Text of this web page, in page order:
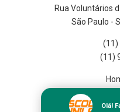
Rua Voluntários
São Paulo -
(11)
(11)
Olá!